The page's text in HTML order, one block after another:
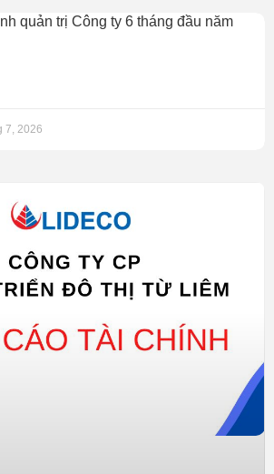
quản trị Công ty 6 tháng đầu năm
7, 2026